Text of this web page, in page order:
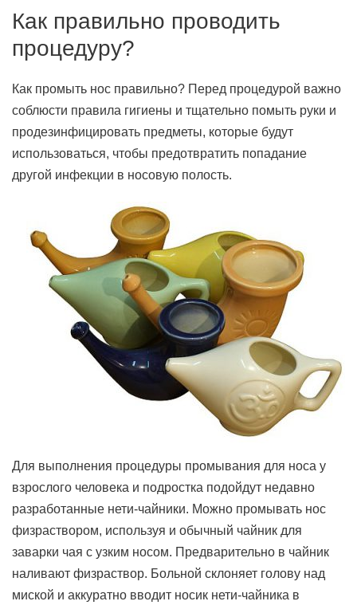
Как правильно проводить
процедуру?
Как промыть нос правильно? Перед процедурой важно
соблюсти правила гигиены и тщательно помыть руки и
продезинфицировать предметы, которые будут
использоваться, чтобы предотвратить попадание
другой инфекции в носовую полость.
Для выполнения процедуры промывания для носа у
взрослого человека и подростка подойдут недавно
разработанные нети-чайники. Можно промывать нос
физраствором, используя и обычный чайник для
заварки чая с узким носом. Предварительно в чайник
наливают физраствор. Больной склоняет голову над
миской и аккуратно вводит носик нети-чайника в